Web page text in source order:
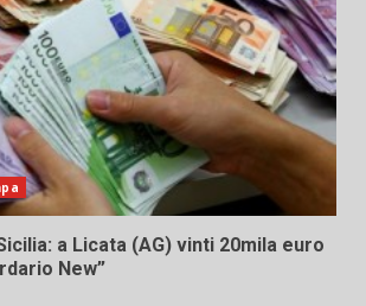
a Licata (AG) vinti 20mila euro
New”